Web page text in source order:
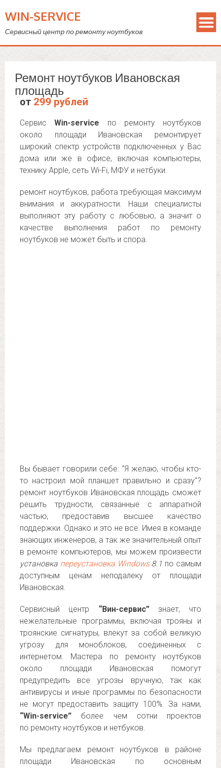
WIN-SERVICE
Сервисный центр по ремонту ноутбуков
Ремонт ноутбуков Ивановская
площадь
от 299 рублей
СервисWin-service по ремонту ноутбуков
около площади Ивановская ремонтирует
широкий спектр устройств подключенных у Вас
дома или же в офисе, включая компьютеры,
технику Apple, сеть Wi-Fi, МФУ и нетбуки.
ремонт ноутбуков, работа требующая максимум
внимания и аккуратности. Наши специалисты
выполняют эту работу с любовью, а значит о
качестве выполнения работ по ремонту
ноутбуков не может быть и спора.
Вы бывает говорили себе: “Я желаю, чтобы кто-
то настроил мой планшет правильно и сразу”?
ремонт ноутбуков Ивановская площадь сможет
решить трудности, связанные с аппаратной
частью, предоставив высшее качество
поддержки. Однако и это не все. Имея в команде
знающих инженеров, а так же значительный опыт
в ремонте компьютеров, мы можем произвести
установка переустановка Windows8.1 по самым
доступным ценам неподалеку от площади
Ивановская.
Сервисный центр “Вин-сервис”знает, что
нежелательные программы, включая трояны и
троянские сигнатуры, влекут за собой великую
угрозу для моноблоков, соединенных с
интернетом. Мастера по ремонту ноутбуков
около площади Ивановская помогут
предупредить все угрозы вручную, так как
антивирусы и иные программы по безопасности
не могут предоставить защиту 100%. За нами,
“Win-service” более чем сотни проектов
по ремонту ноутбуков и нетбуков.
Мы предлагаем ремонт ноутбуков в районе
площади Ивановская по основным